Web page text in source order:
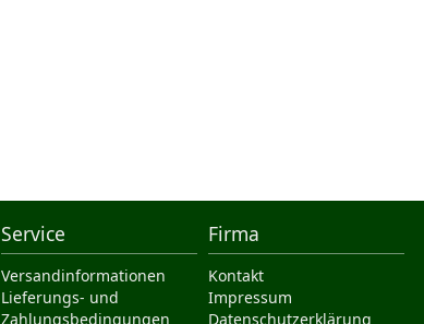
Service
Versandinformationen
Lieferungs- und
Zahlungsbedingungen
Firma
Kontakt
Impressum
Datenschutzerklärung